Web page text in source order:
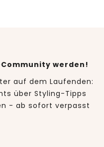
werden!
auf dem Laufenden:
über Styling-Tipps
- ab sofort verpasst